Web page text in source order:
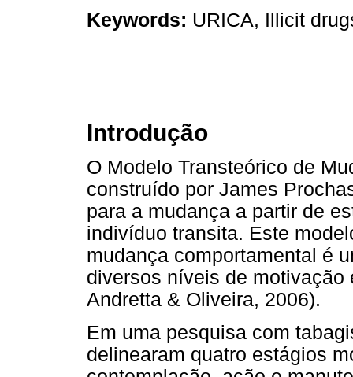
Keywords: URICA, Illicit
Introdução
O Modelo Transteórico de
construído por James
para a mudança a partir de
indivíduo transita. Este
mudança comportamental é
diversos níveis de motivação
Andretta & Oliveira, 2006).
Em uma pesquisa com
delinearam quatro estágios